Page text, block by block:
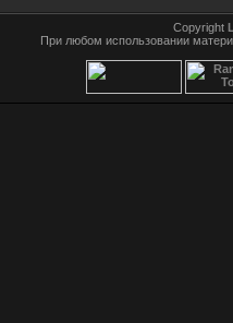
Copyright
При любом использовании